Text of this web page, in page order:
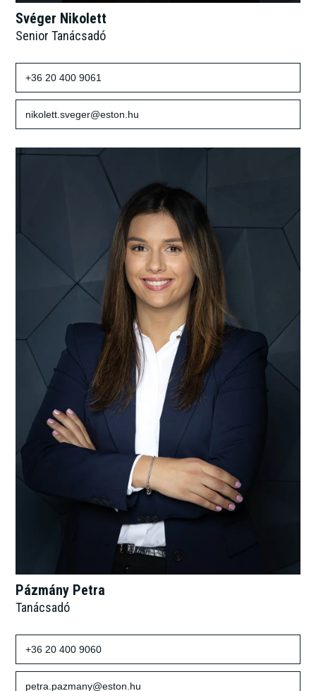
Svéger Nikolett
Senior Tanácsadó
+36 20 400 9061
nikolett.sveger@eston.hu
Pázmány Petra
Tanácsadó
+36 20 400 9060
petra.pazmany@eston.hu